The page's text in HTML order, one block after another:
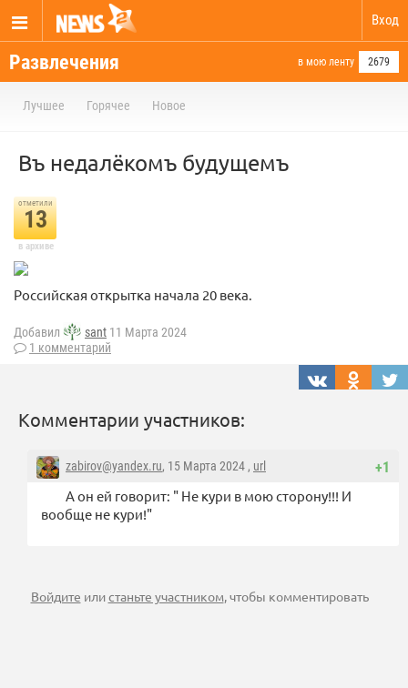
Вход
Развлечения в мою ленту 2679
Лучшее Горячее Новое
Въ недалёкомъ будущемъ
отметили
13
в архиве
Pocсийская откpыткa начaлa 20 вeкa.
Добавил sant 11 Марта 2024
1 комментарий
Комментарии участников:
+1
zabirov@yandex.ru, 15 Марта 2024 , url
А он ей говорит: " Не кури в мою сторону!!! И
вообще не кури!"
Войдите илистаньте участником, чтобы комментировать